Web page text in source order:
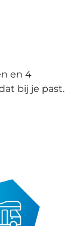
en 4
bij je past.